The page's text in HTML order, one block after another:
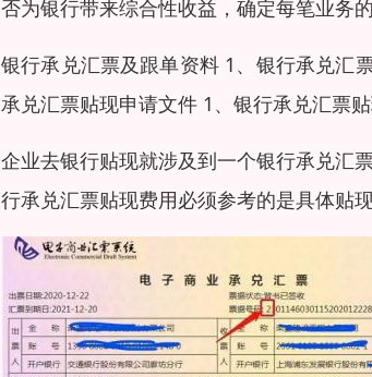
否为银行带来综合性收益，确定每笔业务
银行承兑汇票及跟单资料 1、银行承兑汇
承兑汇票贴现申请文件 1、银行承兑汇票
企业去银行贴现就涉及到一个银行承兑汇
行承兑汇票贴现费用必须参考的是具体贴